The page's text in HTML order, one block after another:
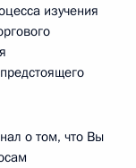
изучения
о том, что Вы